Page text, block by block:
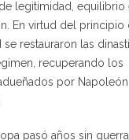
legitimidad, equilibrio
En virtud del principio
se restauraron las
recuperando los
por Napoleón
pasó años sin